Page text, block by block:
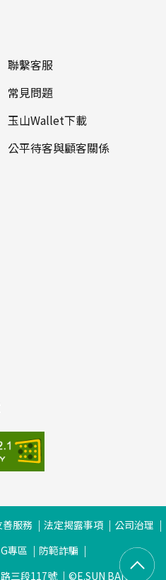
聯繫客服
常見問題
玉山Wallet下載
公平待客與顧客關係
服務 法定揭露事項
公司治理
專區
防範詐騙
三段117號
©E.SUN BANK